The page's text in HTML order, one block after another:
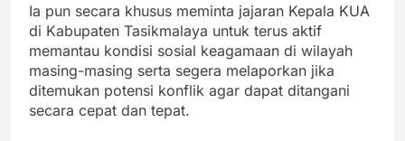
Ia pun secara khusus meminta jajaran Kepala KUA
di Kabupaten Tasikmalaya untuk terus aktif
memantau kondisi sosial keagamaan di wilayah
masing-masing serta segera melaporkan jika
ditemukan potensi konflik agar dapat ditangani
secara cepat dan tepat.